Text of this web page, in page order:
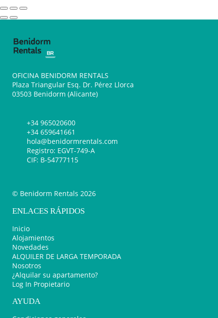
OFICINA BENIDORM RENTALS
Plaza Triangular Esq. Dr. Pérez Llorca
03503 Benidorm (Alicante)
+34 965020600
+34 659641661
hola@benidormrentals.com
Registro: EGVT-749-A
CIF: B-54777115
© Benidorm Rentals 2026
ENLACES RÁPIDOS
Inicio
Alojamientos
Novedades
ALQUILER DE LARGA TEMPORADA
Nosotros
¿Alquilar su apartamento?
Log In Propietario
AYUDA